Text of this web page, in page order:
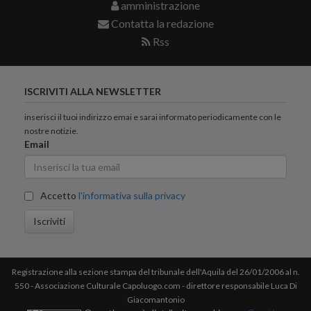
amministrazione
Contatta la redazione
Rss
ISCRIVITI ALLA NEWSLETTER
inserisci il tuoi indirizzo emai e sarai informato periodicamente con le
nostre notizie.
Email
Accetto l'informativa sulla privacy
Iscriviti
Registrazione alla sezione stampa del tribunale dell'Aquila del 26/01/2006 al n.
550 - Associazione Culturale Capoluogo.com - direttore responsabile Luca Di
Giacomantonio